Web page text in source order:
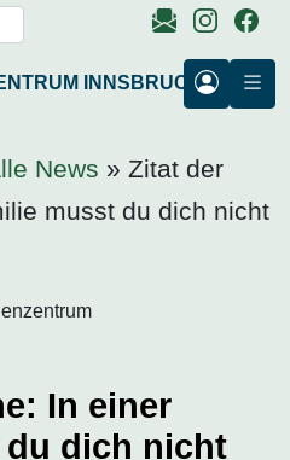
News » Zitat der
musst du dich nicht
In einer
du dich nicht